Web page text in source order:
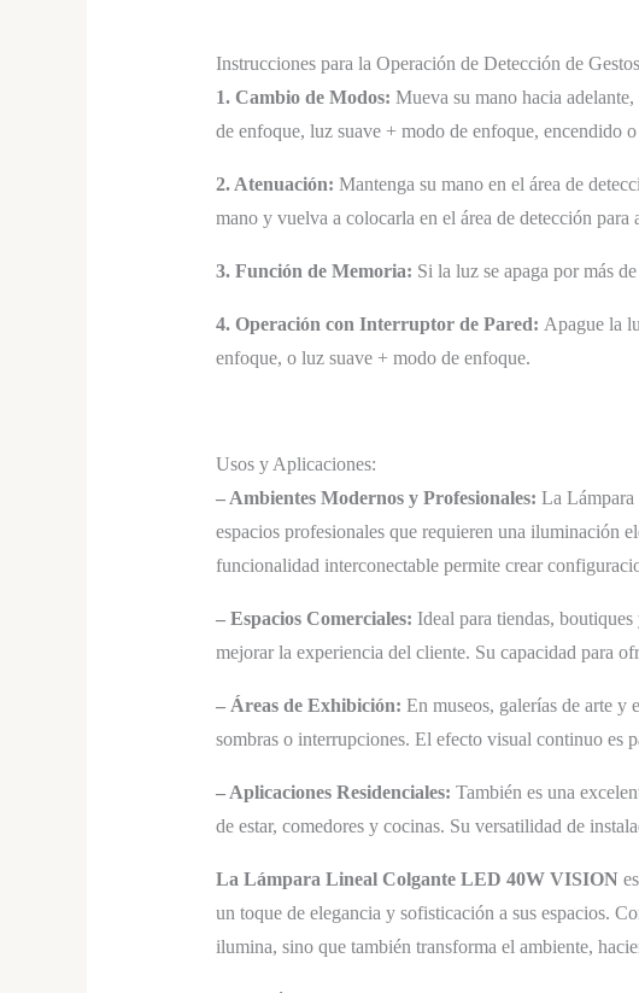
Instrucciones para la Operación de Detección de
1. Cambio de Modos: Mueva su mano hacia
de enfoque, luz suave + modo de enfoque, encendido o
2. Atenuación: Mantenga su mano en el área de
mano y vuelva a colocarla en el área de detección para
3. Función de Memoria: Si la luz se apaga por más
4. Operación con Interruptor de Pared: Apague la
enfoque, o luz suave + modo de enfoque.
Usos y Aplicaciones:
– Ambientes Modernos y Profesionales: La Lámpara
espacios profesionales que requieren una iluminación
funcionalidad interconectable permite crear
– Espacios Comerciales: Ideal para tiendas,
mejorar la experiencia del cliente. Su capacidad para
– Áreas de Exhibición: En museos, galerías de arte
sombras o interrupciones. El efecto visual continuo es
– Aplicaciones Residenciales: También es una
de estar, comedores y cocinas. Su versatilidad de
La Lámpara Lineal Colgante LED 40W VISION
un toque de elegancia y sofisticación a sus espacios.
ilumina, sino que también transforma el ambiente,